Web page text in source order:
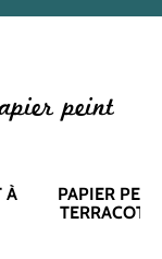
peint
À
PAPIER